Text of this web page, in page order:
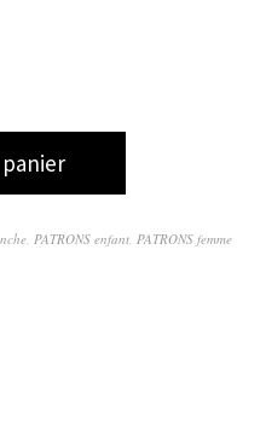
, PATRONS enfant, PATRONS femme